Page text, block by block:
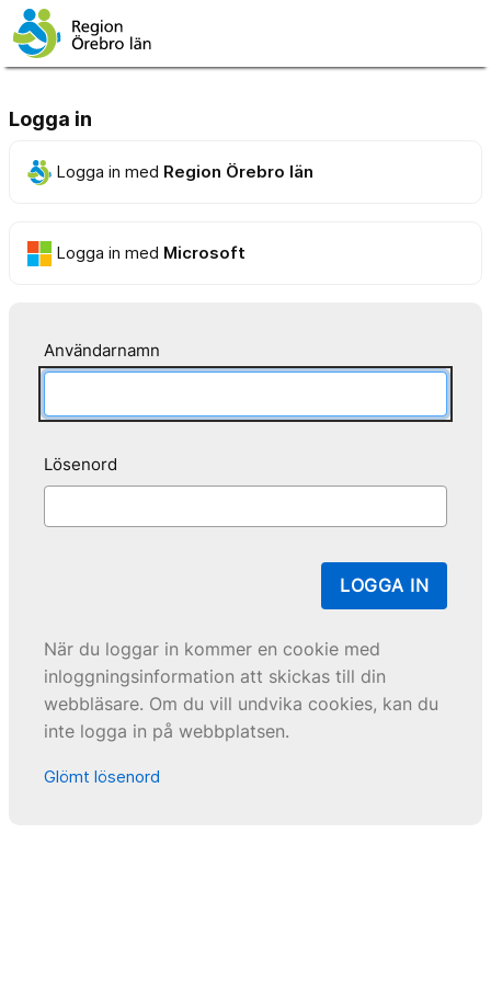
Logga in
Logga in med Region Örebro län
Logga in med Microsoft
Användarnamn
Lösenord
LOGGA IN
När du loggar in kommer en cookie med
inloggningsinformation att skickas till din
webbläsare. Om du vill undvika cookies, kan du
inte logga in på webbplatsen.
Glömt lösenord